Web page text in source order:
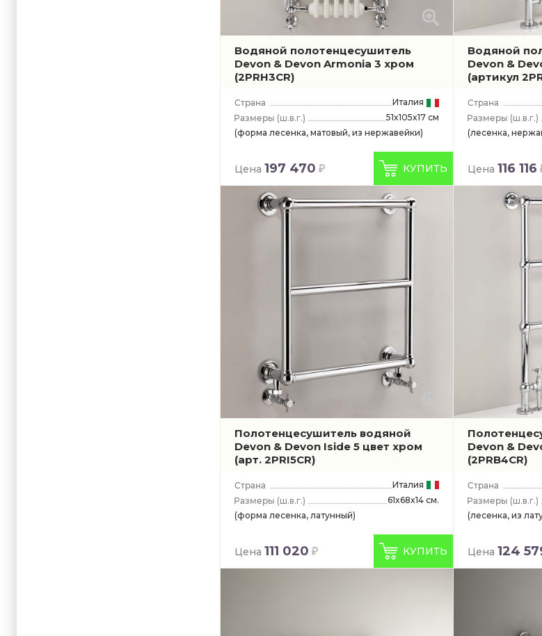
Водяной полотенцесушитель
Devon & Devon Armonia 3 хром
(2PRH3CR)
Италия
(ш.в.г.)
51x105x17 см
(форма лесенка, матовый, из нержавейки)
Цена 197 470 КУПИТЬ
Водяной
Devon &
(артикул
(ш.в.г.)
(лесенка,
Цена 116 116
Полотенцесушитель водяной
Devon & Devon Iside 5 цвет хром
(арт. 2PRI5CR)
Италия
(ш.в.г.)
61x68x14 см.
(форма лесенка, латунный)
Цена 111 020 КУПИТЬ
Devon &
(2PRB4CR)
(ш.в.г.)
(лесенка, из
Цена 124